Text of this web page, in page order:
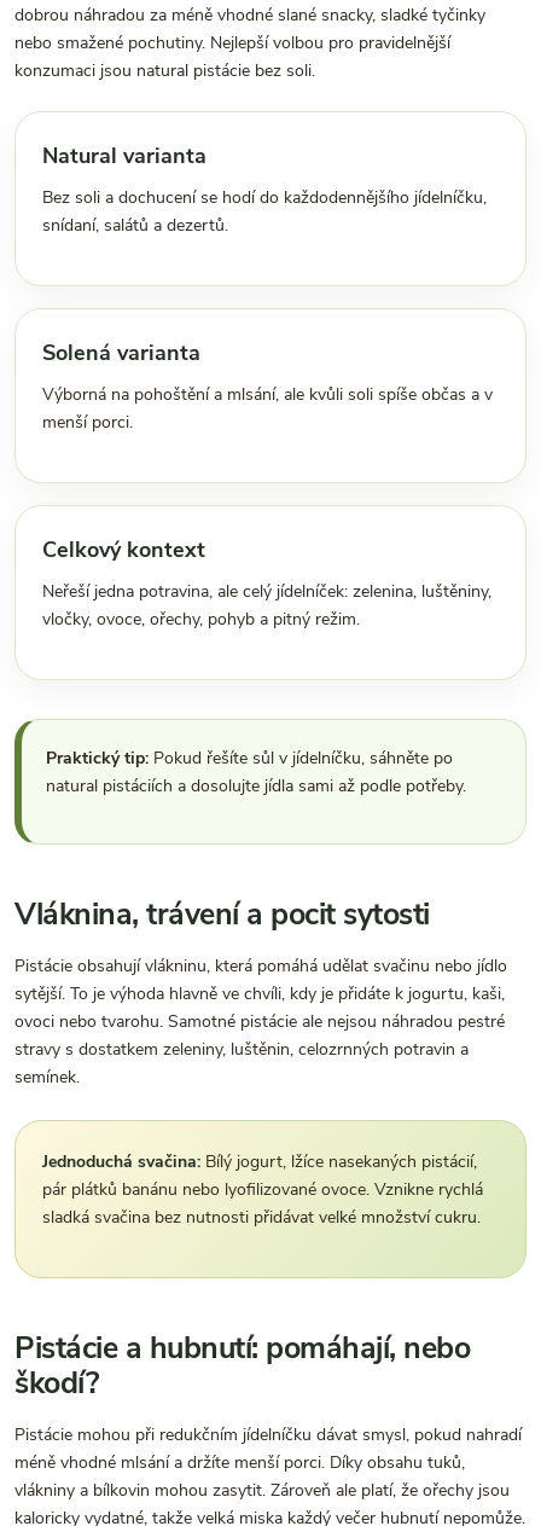
dobrou náhradou za méně vhodné slané snacky, sladké tyčinky
nebo smažené pochutiny. Nejlepší volbou pro pravidelnější
konzumaci jsou natural pistácie bez soli.
Natural varianta
Bez soli a dochucení se hodí do každodennějšího jídelníčku,
snídaní, salátů a dezertů.
Solená varianta
Výborná na pohoštění a mlsání, ale kvůli soli spíše občas a v
menší porci.
Celkový kontext
Neřeší jedna potravina, ale celý jídelníček: zelenina, luštěniny,
vločky, ovoce, ořechy, pohyb a pitný režim.
Praktický tip: Pokud řešíte sůl v jídelníčku, sáhněte po
natural pistáciích a dosolujte jídla sami až podle potřeby.
Vláknina, trávení a pocit sytosti
Pistácie obsahují vlákninu, která pomáhá udělat svačinu nebo jídlo
sytější. To je výhoda hlavně ve chvíli, kdy je přidáte k jogurtu, kaši,
ovoci nebo tvarohu. Samotné pistácie ale nejsou náhradou pestré
stravy s dostatkem zeleniny, luštěnin, celozrnných potravin a
semínek.
Jednoduchá svačina: Bílý jogurt, lžíce nasekaných pistácií,
pár plátků banánu nebo lyofilizované ovoce. Vznikne rychlá
sladká svačina bez nutnosti přidávat velké množství cukru.
Pistácie a hubnutí: pomáhají, nebo
škodí?
Pistácie mohou při redukčním jídelníčku dávat smysl, pokud nahradí
méně vhodné mlsání a držíte menší porci. Díky obsahu tuků,
vlákniny a bílkovin mohou zasytit. Zároveň ale platí, že ořechy jsou
kaloricky vydatné, takže velká miska každý večer hubnutí nepomůže.